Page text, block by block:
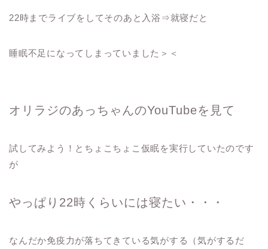
22時までライブをしてそのあと入浴⇒就寝だと
睡眠不足になってしまっていました＞＜
オリラジのあっちゃんのYouTubeを見て
試してみよう！とちょこちょこ仮眠を実行していたのです
が
やっぱり22時くらいには寝たい・・・
なんだか免疫力が落ちてきている気がする（気がするだ